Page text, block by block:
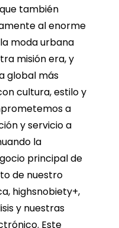
también
al enorme
moda urbana
misión era, y
global más
cultura, estilo y
a
y servicio a
la
principal de
de nuestro
highsnobiety+,
y nuestras
Este